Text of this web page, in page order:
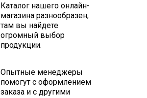
Каталог нашего онлайн-
магазина разнообразен,
там вы найдете
огромный выбор
продукции.
Опытные менеджеры
помогут с оформлением
заказа и с другими